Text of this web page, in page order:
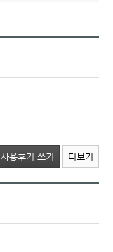
사용후기 쓰기 더보기